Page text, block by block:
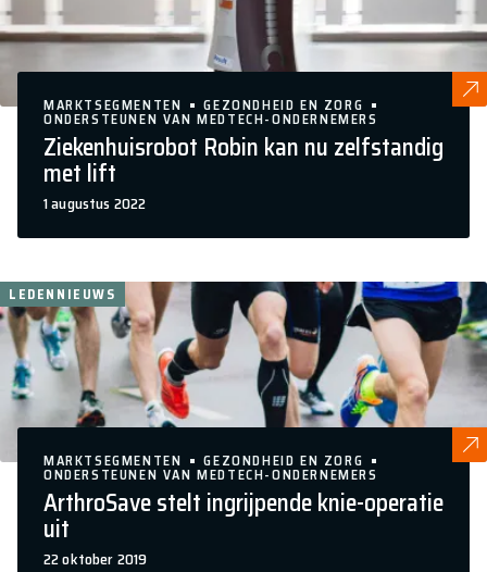
Ziekenhuisrobot Robin kan nu zelfstandig
met lift
1 augustus 2022
MARKTSEGMENTEN GEZONDHEID EN ZORG
ONDERSTEUNEN VAN MEDTECH-ONDERNEMERS
ArthroSave stelt ingrijpende knie-operatie
uit
22 oktober 2019
MARKTSEGMENTEN GEZONDHEID EN ZORG
ONDERSTEUNEN VAN MEDTECH-ONDERNEMERS
LEDENNIEUWS